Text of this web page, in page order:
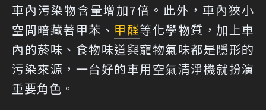
車內污染物含量增加7倍。此外，車內狹小
空間暗藏著甲苯、 甲醛等化學物質，加上車
內的菸味、食物味道與寵物氣味都是隱形的
污染來源，一台好的車用空氣清淨機就扮演
重要角色。